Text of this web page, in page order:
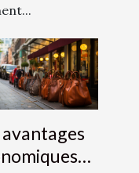
avantages